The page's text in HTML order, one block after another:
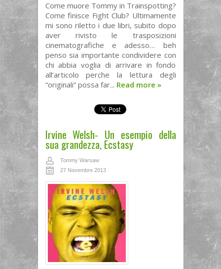
Come muore Tommy in Trainspotting?
Come finisce Fight Club? Ultimamente
mi sono riletto i due libri, subito dopo
aver rivisto le trasposizioni
cinematografiche e adesso… beh
penso sia importante condividere con
chi abbia voglia di arrivare in fondo
all’articolo perche la lettura degli
“originali” possa far... Read more »
Irvine Welsh- Un esempio della
sua grandezza, Ecstasy
Tommy Warsaw
27 Novembre 2013